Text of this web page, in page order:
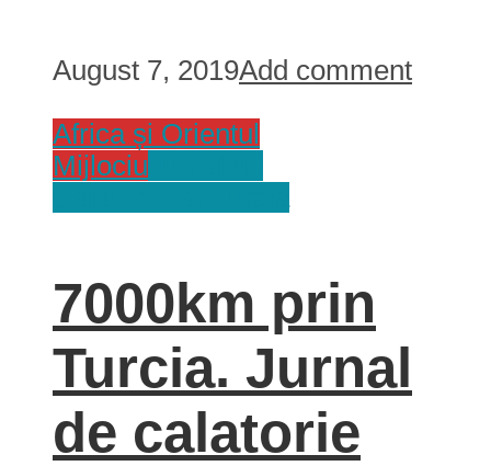
August 7, 2019Add comment
Africa și Orientul
Mijlociu
7000km prin
Turcia. Jurnal
de calatorie